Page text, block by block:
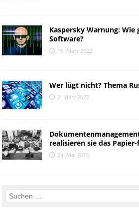
Kaspersky Warnung:
Software?
15. März 2022
Wer lügt nicht? Thema
2. März 2022
realisieren sie das
24. Mai 2016